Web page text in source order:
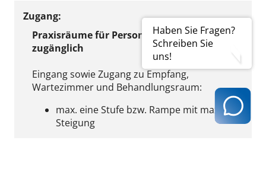
Haben Sie Fragen?
Schreiben Sie
uns!
Zugang:
Praxisräume für Personen mit Gehhilfe
zugänglich
Eingang sowie Zugang zu Empfang,
Wartezimmer und Behandlungsraum:
max. eine Stufe bzw. Rampe mit max. 20%
Steigung